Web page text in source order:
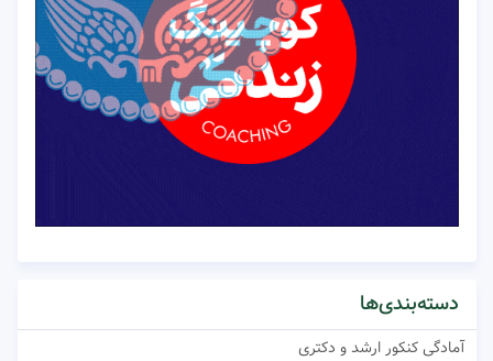
دسته‌بندی‌ها
آمادگی کنکور ارشد و دکتری